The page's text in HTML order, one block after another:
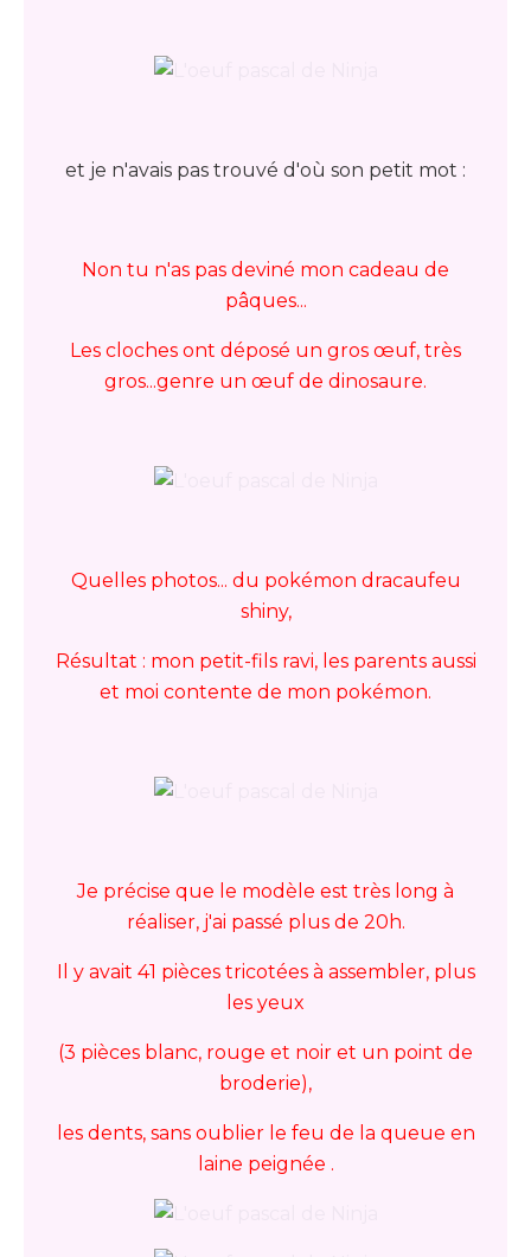
et je n'avais pas trouvé d'où son petit mot :
Non tu n'as pas deviné mon cadeau de
pâques...
Les cloches ont déposé un gros œuf, très
gros...genre un œuf de dinosaure.
Quelles photos... du pokémon dracaufeu
shiny,
Résultat : mon petit-fils ravi, les parents aussi
et moi contente de mon pokémon.
Je précise que le modèle est très long à
réaliser, j'ai passé plus de 20h.
Il y avait 41 pièces tricotées à assembler, plus
les yeux
(3 pièces blanc, rouge et noir et un point de
broderie),
les dents, sans oublier le feu de la queue en
laine peignée .